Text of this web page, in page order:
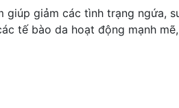
giúp giảm các tình trạng ngứa,
tế bào da hoạt động mạnh